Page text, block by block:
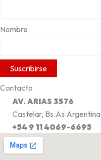
Nombre
Contacto
AV. ARIAS 3576
Castelar, Bs.As Argentina
+54 9 11 4069-6695